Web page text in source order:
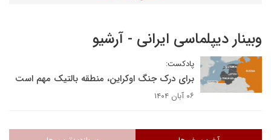
وبینار دیپلماسی ایرانی - آرشیو
پادکست:
برای درک جنگ اوکراین، منطقه بالتیک مهم است
۰۶ آبان ۱۴۰۴